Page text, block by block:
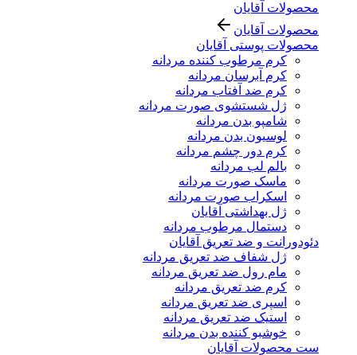
محصولات آقایان
محصولات آقایان
محصولات پوستی آقایان
کرم مرطوب کننده مردانه
کرم آبرسان مردانه
کرم ضد آفتاب مردانه
ژل شستشوی صورت مردانه
شامپو بدن مردانه
لوسیون بدن مردانه
کرم دور چشم مردانه
بالم لب مردانه
ماسک صورت مردانه
اسکراب صورت مردانه
ژل بهداشتی آقایان
دستمال مرطوب مردانه
دئودورانت و ضد تعریق آقایان
ژل شفاف ضد تعریق مردانه
مام رول ضد تعریق مردانه
کرم ضد تعریق مردانه
اسپری ضد تعریق مردانه
استیک ضد تعریق مردانه
خوشبو کننده بدن مردانه
ست محصولات آقایان